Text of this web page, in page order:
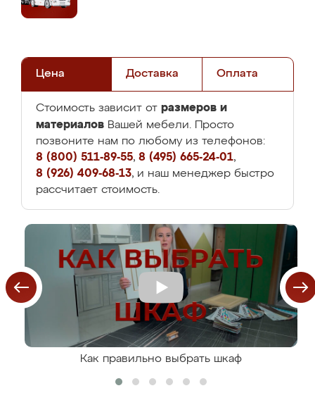
Цена Доставка Оплата
Стоимость зависит от размеров и
материалов Вашей мебели. Просто
позвоните нам по любому из телефонов:
8 (800) 511-89-55, 8 (495) 665-24-01,
8 (926) 409-68-13, и наш менеджер быстро
рассчитает стоимость.
Как правильно выбрать шкаф